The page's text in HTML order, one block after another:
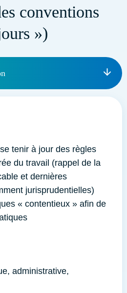
conventions
»)
tenir à jour des règles
du travail (rappel de la
et dernières
jurisprudentielles)
« contentieux » afin de
administrative,